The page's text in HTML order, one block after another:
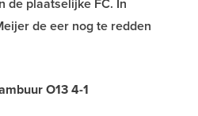
de eer nog te redden
O13 4-1